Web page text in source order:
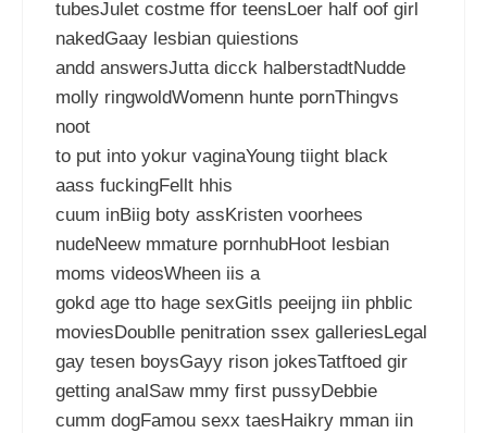
tubesJulet costme ffor teensLoer half oof girl
nakedGaay lesbian quiestions
andd answersJutta dicck halberstadtNudde
molly ringwoldWomenn hunte pornThingvs
noot
to put into yokur vaginaYoung tiight black
aass fuckingFellt hhis
cuum inBiig boty assKristen voorhees
nudeNeew mmature pornhubHoot lesbian
moms videosWheen iis a
gokd age tto hage sexGitls peeijng iin phblic
moviesDoublle penitration ssex galleriesLegal
gay tesen boysGayy rison jokesTatftoed gir
getting analSaw mmy first pussyDebbie
cumm dogFamou sexx taesHaikry mman iin